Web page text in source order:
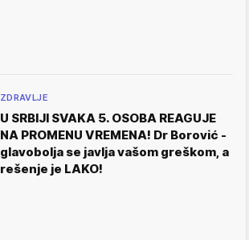
ZDRAVLJE
U SRBIJI SVAKA 5. OSOBA REAGUJE
NA PROMENU VREMENA! Dr Borović -
glavobolja se javlja vašom greškom, a
rešenje je LAKO!